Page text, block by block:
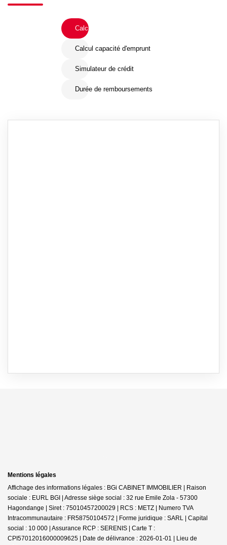
Calcul Frais de notaire
Calcul capacité d'emprunt
Simulateur de crédit
Durée de remboursements
Mentions légales
Affichage des informations légales : BGi CABINET IMMOBILIER | Raison
sociale : EURL BGI | Adresse siège social : 32 rue Emile Zola - 57300
Hagondange | Siret : 75010457200029 | RCS : METZ | Numero TVA
Intracommunautaire : FR58750104572 | Forme juridique : SARL | Capital
social : 10 000 | Assurance RCP : SERENIS | Carte T :
CPI57012016000009625 | Date de délivrance : 2026-01-01 | Lieu de